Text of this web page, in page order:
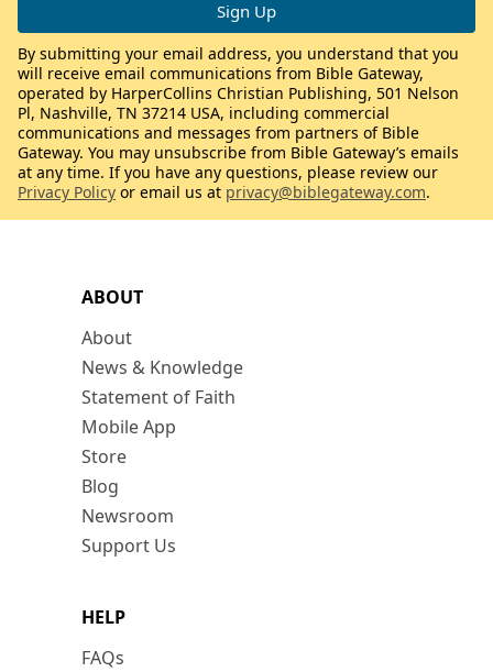
ABOUT
About
News & Knowledge
Statement of Faith
Mobile App
Store
Blog
Newsroom
Support Us
HELP
FAQs
By submitting your email address, you understand that you
will receive email communications from Bible Gateway,
operated by HarperCollins Christian Publishing, 501 Nelson
Pl, Nashville, TN 37214 USA, including commercial
communications and messages from partners of Bible
Gateway. You may unsubscribe from Bible Gateway’s emails
at any time. If you have any questions, please review our
Privacy Policy or email us at privacy@biblegateway.com.